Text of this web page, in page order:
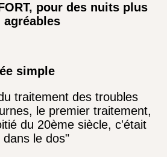
pour des nuits plus
agréables
simple
traitement des troubles
le premier traitement,
du 20ème siècle, c'était
le dos"